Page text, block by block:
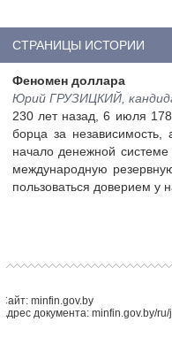
СТРАНИЦЫ ИСТОРИИ
Феномен доллара
Юрий ГРУЗИЦКИЙ,
230 лет назад, 6 июля
борца за
начало денежной
международную
пользоваться доверием у
Сайт: minfin.gov.by
Адрес документа: minfin.gov.by/